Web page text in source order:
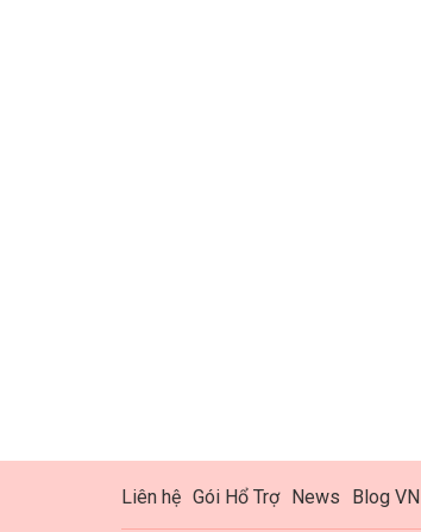
Liên hệ Gói Hổ Trợ News Blog VN